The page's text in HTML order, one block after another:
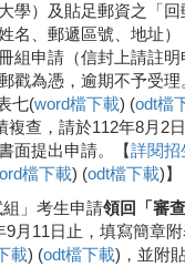
學）及貼足郵資之「
名、郵遞區號、地址
組申請（信封上請註
戳為憑，逾期不予受理
七(word檔下載) (odt檔
複查，請於112年8月2
面提出申請。【詳閱招
檔下載) (odt檔下載)】
」考生申請領回「審查
9月11日止，填寫簡章
載) (odt檔下載)，並附